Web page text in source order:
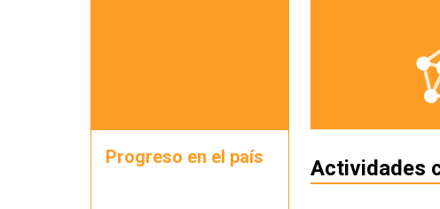
Progreso en el país Actividades